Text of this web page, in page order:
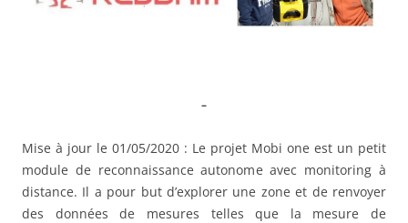
–
Mise à jour le 01/05/2020 : Le projet Mobi one est un petit
module de reconnaissance autonome avec monitoring à
distance. Il a pour but d’explorer une zone et de renvoyer
des données de mesures telles que la mesure de